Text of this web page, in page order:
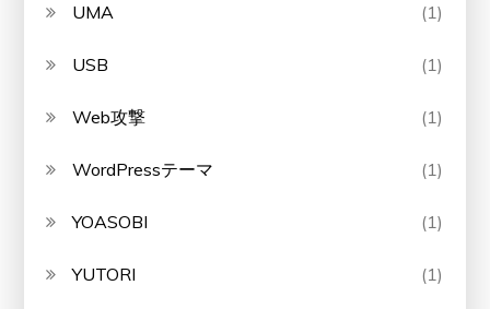
UMA (1)
USB (1)
Web攻撃 (1)
WordPressテーマ (1)
YOASOBI (1)
YUTORI (1)